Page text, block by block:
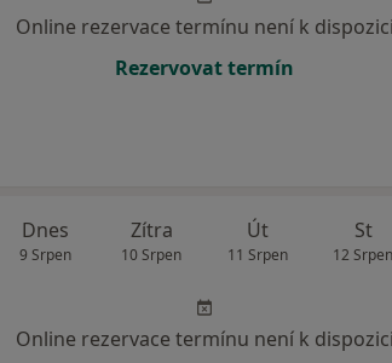
Online rezervace termínu není k dispozici
Rezervovat termín
Dnes
9 Srpen
Zítra
10 Srpen
Út
11 Srpen
St
12 Srpen
Online rezervace termínu není k dispozici